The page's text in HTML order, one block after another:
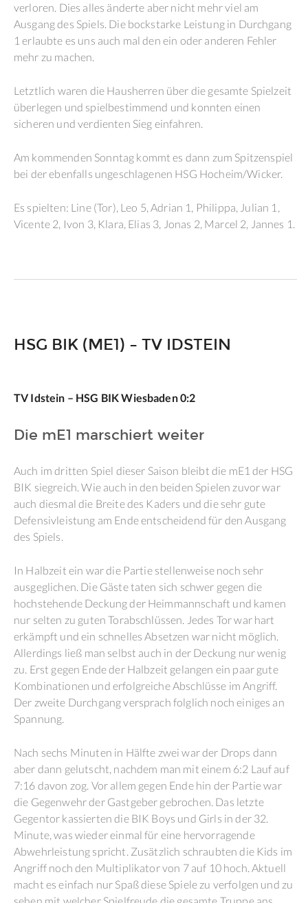
verloren. Dies alles änderte aber nicht mehr viel am
Ausgang des Spiels. Die bockstarke Leistung in Durchgang
1 erlaubte es uns auch mal den ein oder anderen Fehler
mehr zu machen.
Letztlich waren die Hausherren über die gesamte Spielzeit
überlegen und spielbestimmend und konnten einen
sicheren und verdienten Sieg einfahren.
Am kommenden Sonntag kommt es dann zum Spitzenspiel
bei der ebenfalls ungeschlagenen HSG Hocheim/Wicker.
Es spielten: Line (Tor), Leo 5, Adrian 1, Philippa, Julian 1,
Vicente 2, Ivon 3, Klara, Elias 3, Jonas 2, Marcel 2, Jannes 1.
HSG BIK (ME1) – TV IDSTEIN
TV Idstein – HSG BIK Wiesbaden 0:2
Die mE1 marschiert weiter
Auch im dritten Spiel dieser Saison bleibt die mE1 der HSG
BIK siegreich. Wie auch in den beiden Spielen zuvor war
auch diesmal die Breite des Kaders und die sehr gute
Defensivleistung am Ende entscheidend für den Ausgang
des Spiels.
In Halbzeit ein war die Partie stellenweise noch sehr
ausgeglichen. Die Gäste taten sich schwer gegen die
hochstehende Deckung der Heimmannschaft und kamen
nur selten zu guten Torabschlüssen. Jedes Tor war hart
erkämpft und ein schnelles Absetzen war nicht möglich.
Allerdings ließ man selbst auch in der Deckung nur wenig
zu. Erst gegen Ende der Halbzeit gelangen ein paar gute
Kombinationen und erfolgreiche Abschlüsse im Angriff.
Der zweite Durchgang versprach folglich noch einiges an
Spannung.
Nach sechs Minuten in Hälfte zwei war der Drops dann
aber dann gelutscht, nachdem man mit einem 6:2 Lauf auf
7:16 davon zog. Vor allem gegen Ende hin der Partie war
die Gegenwehr der Gastgeber gebrochen. Das letzte
Gegentor kassierten die BIK Boys und Girls in der 32.
Minute, was wieder einmal für eine hervorragende
Abwehrleistung spricht. Zusätzlich schraubten die Kids im
Angriff noch den Multiplikator von 7 auf 10 hoch. Aktuell
macht es einfach nur Spaß diese Spiele zu verfolgen und zu